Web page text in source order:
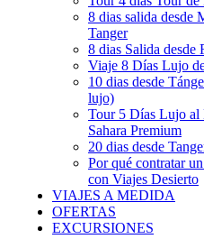
8 dias salida desde
Tanger
8 dias Salida desde
Viaje 8 Días Lujo
10 dias desde
lujo)
Tour 5 Días Lujo al
Sahara Premium
20 dias desde
Por qué contratar
con Viajes Desierto
VIAJES A MEDIDA
OFERTAS
EXCURSIONES